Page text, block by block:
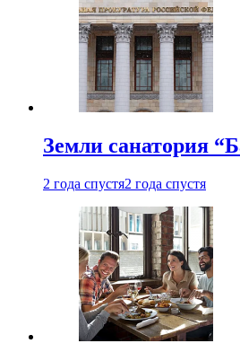
Земли санатория
2 года спустя2 года спустя